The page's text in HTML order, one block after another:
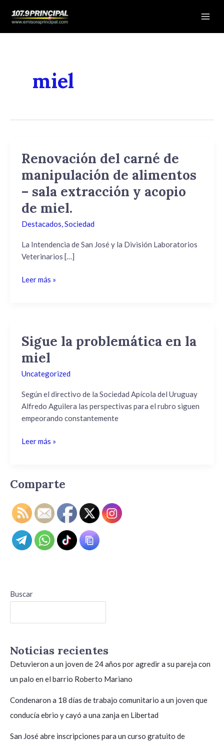
miel
Renovación del carné de
manipulación de alimentos
– sala extracción y acopio
de miel.
Destacados,Sociedad
La Intendencia de San José y la División Laboratorios
Veterinarios […]
Renovación
carné
de
manipulación
de
alimentos
yLeer más »
Sigue la problemática en la
miel
Uncategorized
Según el directivo de la Sociedad Apícola del Uruguay
Alfredo Aguilera las perspectivas para el rubro siguen
empeorando constantemente
Sigue
problemática
en
miel
Leer más »
Comparte
Buscar
Noticias recientes
Detuvieron a un joven de 24 años por agredir a su pareja con
un palo en el barrio Roberto Mariano
Condenaron a 18 días de trabajo comunitario a un joven que
conducía ebrio y cayó a una zanja en Libertad
San José abre inscripciones para un curso gratuito de